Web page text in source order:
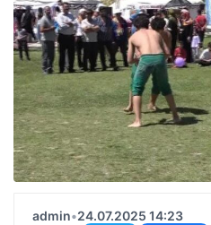
admin•24.07.2025 14:23